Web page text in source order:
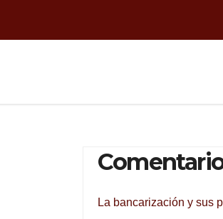
La bancarización y sus